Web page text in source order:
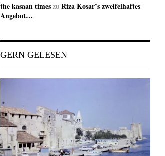
the kasaan times zu Riza Kosar’s zweifelhaftes
Angebot…
GERN GELESEN